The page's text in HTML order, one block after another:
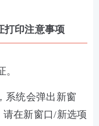
打印注意事项
系统会弹出新窗
在新窗口/新选项